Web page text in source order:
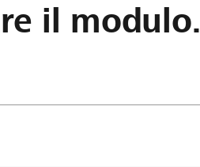
il modulo.